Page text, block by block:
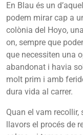
En Blau és un
podem mirar cap a
colònia del Hoyo,
on, sempre que
que necessiten una
abandonat i havia
molt prim i amb
dura vida al carrer.
Quan el vam
llavors el procés de